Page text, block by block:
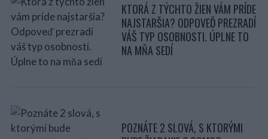
KTORÁ Z TÝCHTO ŽIEN VÁM PRÍDE
NAJSTARŠIA? ODPOVEĎ PREZRADÍ
VÁŠ TYP OSOBNOSTI. ÚPLNE TO
NA MŇA SEDÍ
POZNÁTE 2 SLOVÁ, S KTORÝMI